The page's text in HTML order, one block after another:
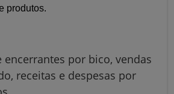
produtos.
encerrantes por bico, vendas
receitas e despesas por